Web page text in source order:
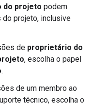
do projeto podem
projeto, inclusive
de proprietário do
, escolha o papel
.
de um membro ao
técnico, escolha o